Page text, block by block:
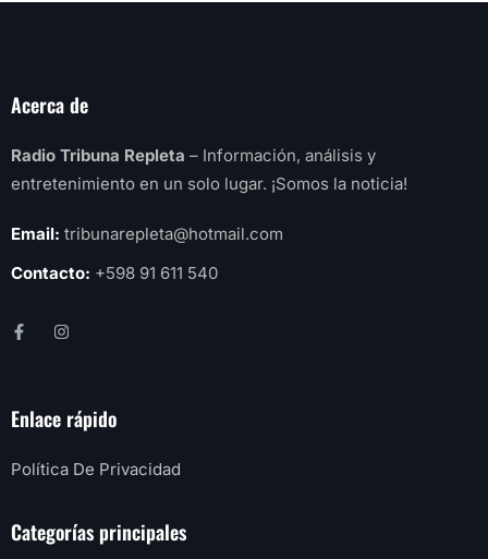
Acerca de
Radio Tribuna Repleta – Información, análisis y
entretenimiento en un solo lugar. ¡Somos la noticia!
Email: tribunarepleta@hotmail.com
Contacto: +598 91 611 540
Enlace rápido
Política De Privacidad
Categorías principales